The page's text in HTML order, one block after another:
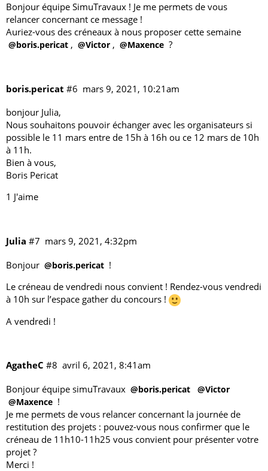
Bonjour équipe SimuTravaux ! Je me permets de vous
relancer concernant ce message !
Auriez-vous des créneaux à nous proposer cette semaine
@boris.pericat , @Victor , @Maxence ?
boris.pericat mars 9, 2021, 10:21am
#6
bonjour Julia,
Nous souhaitons pouvoir échanger avec les organisateurs si
possible le 11 mars entre de 15h à 16h ou ce 12 mars de 10h
à 11h.
Bien à vous,
Boris Pericat
1 J'aime
Julia mars 9, 2021, 4:32pm
#7
Bonjour @boris.pericat !
Le créneau de vendredi nous convient ! Rendez-vous vendredi
à 10h sur l’espace gather du concours !
A vendredi !
AgatheC avril 6, 2021, 8:41am
#8
Bonjour équipe simuTravaux @boris.pericat
@Victor
@Maxence !
Je me permets de vous relancer concernant la journée de
restitution des projets : pouvez-vous nous confirmer que le
créneau de 11h10-11h25 vous convient pour présenter votre
projet ?
Merci !